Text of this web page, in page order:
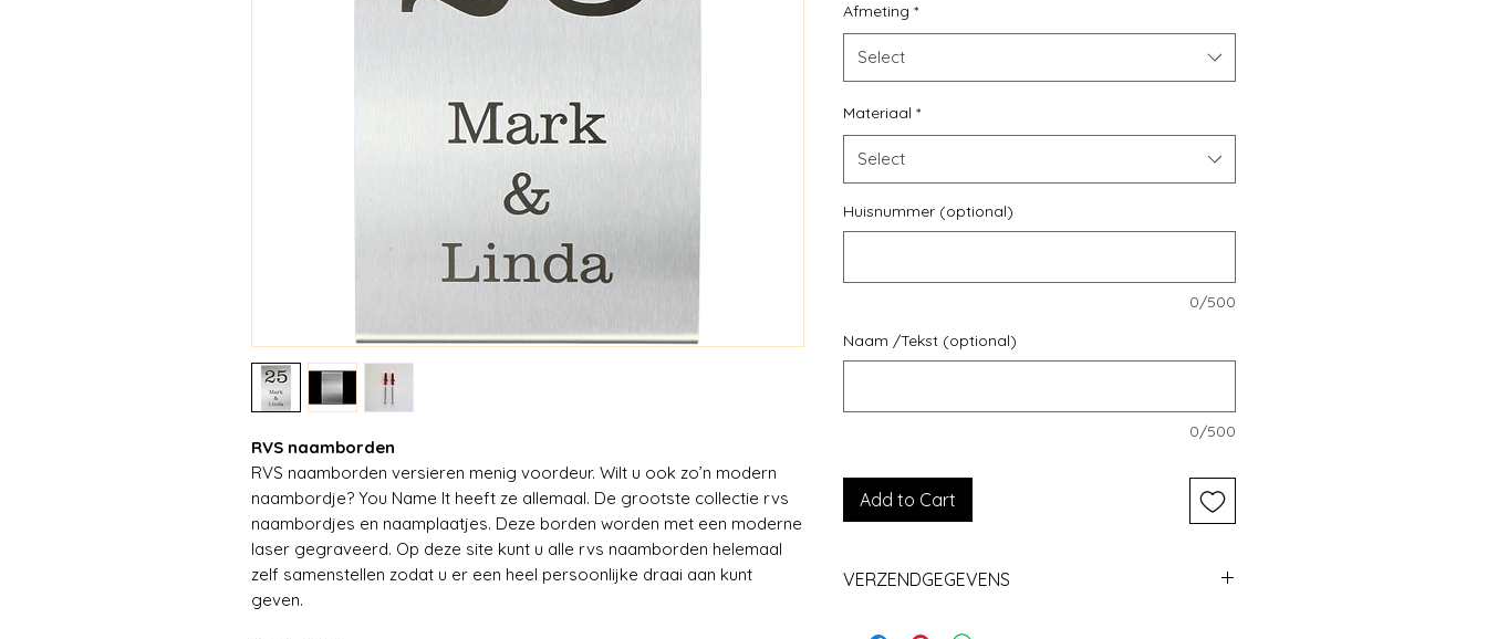
RVS naamborden
RVS naamborden versieren menig voordeur. Wilt u ook zo’n modern
naambordje? You Name It heeft ze allemaal. De grootste collectie rvs
naambordjes en naamplaatjes. Deze borden worden met een moderne
laser gegraveerd. Op deze site kunt u alle rvs naamborden helemaal
zelf samenstellen zodat u er een heel persoonlijke draai aan kunt
geven.
Afmeting *
Select
Materiaal *
Select
Huisnummer (optional)
0/500
Naam /Tekst (optional)
0/500
Add to Cart
VERZENDGEGEVENS